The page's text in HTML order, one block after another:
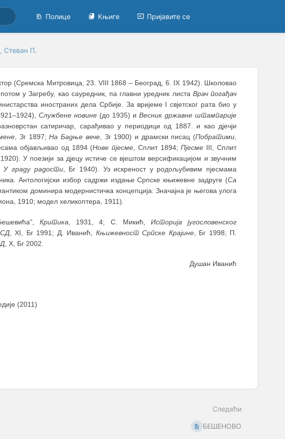
Полице Књиге Пријавите се
П.
(Сремска Митровица, 23. VIII 1868 ‒ Београд, 6. IX 1942). Школовао
у Загребу, као сауредник, па главни уредник листа Врач погађач
иностраних дела Србије. За вријеме I свјетског рата био у
Службене новине (до 1935) иВесник државне штампарије
сатиричар, сарађивао у периодици од 1887. и као дјечји
, Зг 1897;На Бадње вече, Зг 1900) и драмски писац (Побратими,
објављивао од 1894 (Нове пјесме, Сплит 1894;Пјесме III, Сплит
У поезији за дјецу истиче се вјештом версификацијом и звучним
У граду радости, Бг 1940). Уз искреност у родољубивим пјесмама
Антологијски избор садржи издање Српске књижевне задруге (Са
доминира модернистичка концепција. Значајна је његова улога
1910; модел хеликоптера, 1911).
Критика , 1931, 4; С. Микић, Историја југословенског
СД, XI, Бг 1991; Д. Иванић, Књижевност Српске Крајине, Бг 1998; П.
, X, Бг 2002.
Душан Иванић
(2011)
Следећи
БЕШЕНОВО